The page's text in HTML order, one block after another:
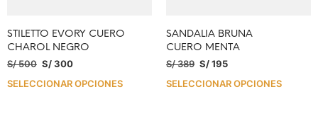
STILETTO EVORY CUERO
CHAROL NEGRO
S/500 S/300
SELECCIONAR OPCIONES
SANDALIA BRUNA
CUERO MENTA
S/389 S/195
SELECCIONAR OPCIONES